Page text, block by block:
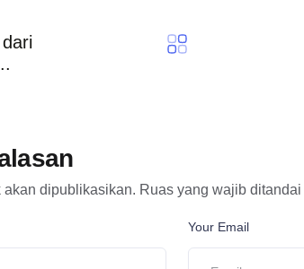
dipublikasikan. Ruas yang wajib ditandai
Your Email